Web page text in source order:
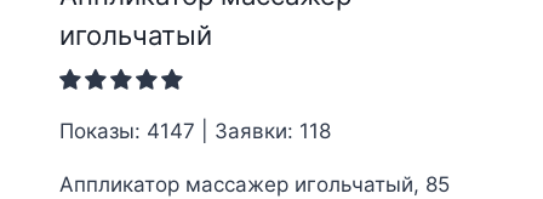
игольчатый
Показы: 4147 | Заявки: 118
Аппликатор массажер игольчатый, 85